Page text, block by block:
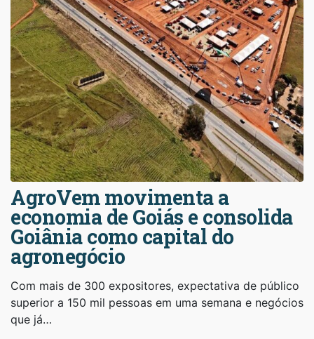
AgroVem movimenta a
economia de Goiás e consolida
Goiânia como capital do
agronegócio
Com mais de 300 expositores, expectativa de público
superior a 150 mil pessoas em uma semana e negócios
que já…